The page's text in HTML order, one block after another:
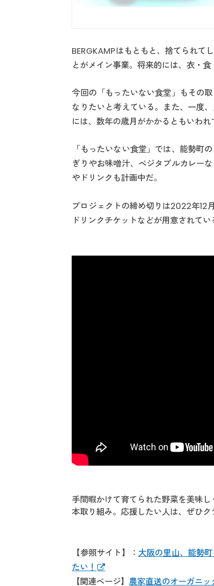
BERGKAMPはもともと、捨てられて
とがメイン事業。将来的には、衣・
今回の「もったいない食堂」もその
なりたいと考えている。また、一度
には、数年の歳月がかかるともいわ
「もったいない食堂」では、能勢町
ぎりやお味噌汁、ベジタブルカレー
やドリンクも計画中だ。
プロジェクトの締め切りは2022年12
ドリンクチケットなどが用意されてい
手間暇かけて育てられた野菜を美味
本取り組み。応援したい人は、ぜひ
【参照サイト】： 大阪の里山、能勢
たい！
【関連ページ】農家直送のオーガニ